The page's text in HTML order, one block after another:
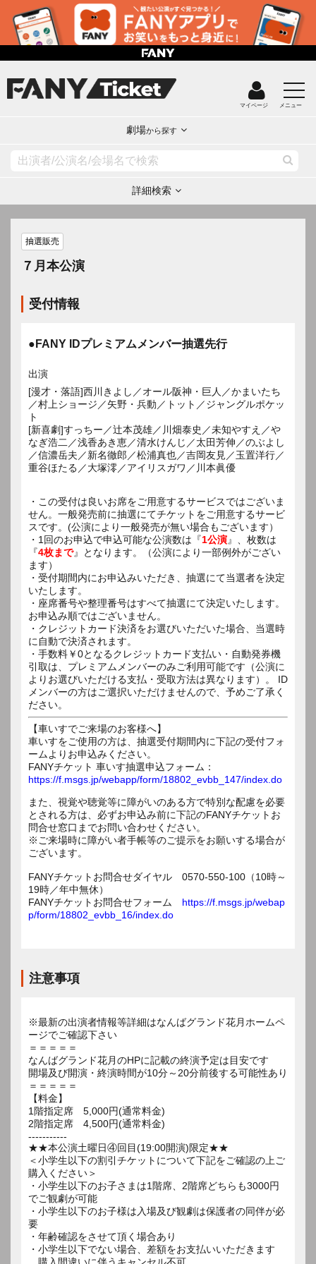
マイページ メニュー
劇場から探す
詳細検索
抽選販売
７月本公演
受付情報
●FANY IDプレミアムメンバー抽選先行
出演
[漫才・落語]西川きよし／オール阪神・巨人／かまいたち
／村上ショージ／矢野・兵動／トット／ジャングルポケッ
ト
[新喜劇]すっちー／辻本茂雄／川畑泰史／未知やすえ／や
なぎ浩二／浅香あき恵／清水けんじ／太田芳伸／のぶよし
／信濃岳夫／新名徹郎／松浦真也／吉岡友見／玉置洋行／
重谷ほたる／大塚澪／アイリスガワ／川本眞優
・この受付は良いお席をご用意するサービスではございま
せん。一般発売前に抽選にてチケットをご用意するサービ
スです。(公演により一般発売が無い場合もございます）
・1回のお申込で申込可能な公演数は『1公演』、枚数は
『4枚まで』となります。（公演により一部例外がござい
ます）
・受付期間内にお申込みいただき、抽選にて当選者を決定
いたします。
・座席番号や整理番号はすべて抽選にて決定いたします。
お申込み順ではございません。
・クレジットカード決済をお選びいただいた場合、当選時
に自動で決済されます。
・手数料￥0となるクレジットカード支払い・自動発券機
引取は、プレミアムメンバーのみご利用可能です（公演に
よりお選びいただける支払・受取方法は異なります）。 ID
メンバーの方はご選択いただけませんので、予めご了承く
ださい。
【車いすでご来場のお客様へ】
車いすをご使用の方は、抽選受付期間内に下記の受付フォ
ームよりお申込みください。
FANYチケット 車いす抽選申込フォーム：
https://f.msgs.jp/webapp/form/18802_evbb_147/index.do
また、視覚や聴覚等に障がいのある方で特別な配慮を必要
とされる方は、必ずお申込み前に下記のFANYチケットお
問合せ窓口までお問い合わせください。
※ご来場時に障がい者手帳等のご提示をお願いする場合が
ございます。
FANYチケットお問合せダイヤル 0570-550-100（10時～
19時／年中無休）
FANYチケットお問合せフォーム https://f.msgs.jp/webap
p/form/18802_evbb_16/index.do
注意事項
※最新の出演者情報等詳細はなんばグランド花月ホームペ
ージでご確認下さい
＝＝＝＝＝
なんばグランド花月のHPに記載の終演予定は目安です
開場及び開演・終演時間が10分～20分前後する可能性あり
＝＝＝＝＝
【料金】
1階指定席 5,000円(通常料金)
2階指定席 4,500円(通常料金)
-----------
★★本公演土曜日④回目(19:00開演)限定★★
＜小学生以下の割引チケットについて下記をご確認の上ご
購入ください＞
・小学生以下のお子さまは1階席、2階席どちらも3000円
でご観劇が可能
・小学生以下のお子様は入場及び観劇は保護者の同伴が必
要
・年齢確認をさせて頂く場合あり
・小学生以下でない場合、差額をお支払いいただきます